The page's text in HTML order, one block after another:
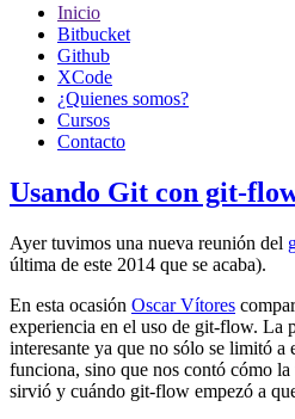
Inicio
Bitbucket
Github
XCode
¿Quienes somos?
Cursos
Contacto
Usando Git con git-
Ayer tuvimos una nueva reunión del
última de este 2014 que se acaba).
En esta ocasión Oscar Vítores
experiencia en el uso de git-flow. La
interesante ya que no sólo se limitó a
funciona, sino que nos contó cómo
sirvió y cuándo git-flow empezó a